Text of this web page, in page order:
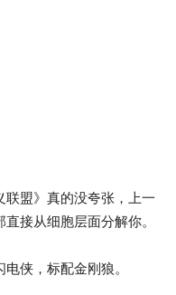
联盟》真的没夸张，上一
接从细胞层面分解你。
侠，标配金刚狼。